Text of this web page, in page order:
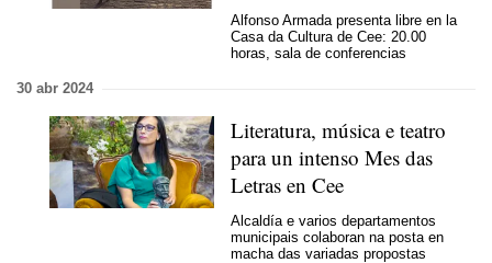
Alfonso Armada presenta libre en la
Casa da Cultura de Cee: 20.00
horas, sala de conferencias
30 abr 2024
Literatura, música e teatro
para un intenso Mes das
Letras en Cee
Alcaldía e varios departamentos
municipais colaboran na posta en
macha das variadas propostas